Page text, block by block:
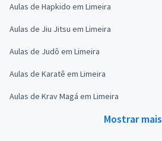
Aulas de Hapkido em Limeira
Aulas de Jiu Jitsu em Limeira
Aulas de Judô em Limeira
Aulas de Karatê em Limeira
Aulas de Krav Magá em Limeira
Mostrar mais